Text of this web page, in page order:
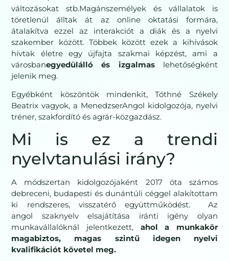
változásokat stb.Magánszemélyek és vállalatok is
töretlenül álltak át az online oktatási formára,
átalakítva ezzel az interakciót a diák és a nyelvi
szakember között. Többek között ezek a kihívások
hívtak életre egy újfajta szakmai képzést, ami a
városbanegyedülálló és izgalmaslehetőségként
jelenik meg.
Egyébként köszöntök mindenkit, Tóthné Székely
Beatrix vagyok, a MenedzserAngol kidolgozója, nyelvi
tréner, szakfordító és agrár-közgazdász.
Mi is ez a trendi
nyelvtanulási irány?
A módszertan kidolgozójaként 2017 óta számos
debreceni, budapesti és dunántúli céggel alakítottam
ki rendszeres, visszatérő együttműködést. Az
angol szaknyelv elsajátítása iránti igény olyan
munkavállalóknál jelentkezett, ahol a munkakör
magabiztos, magas szintű idegen nyelvi
kvalifikációt követel meg.